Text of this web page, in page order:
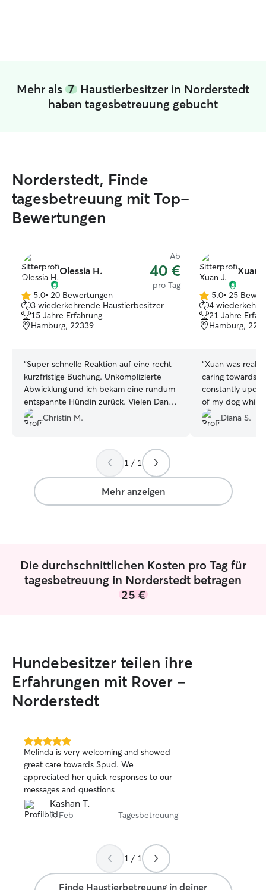
Mehr als 7 Haustierbesitzer in Norderstedt
haben tagesbetreuung gebucht
Norderstedt, Finde
tagesbetreuung mit Top-
Bewertungen
Olessia H.
Ab
40 €
pro Tag
5.0
von
5
Sternen
5.0• 20 Bewertungen
3 wiederkehrende Haustierbesitzer
15 Jahre Erfahrung
Hamburg, 22339
“Super schnelle Reaktion auf eine recht
kurzfristige Buchung. Unkomplizierte
Abwicklung und ich bekam eine rundum
entspannte Hündin zurück. Vielen Dank
nochmal 😊”
Christin M.
Xuan
5.0
von
5
Sternen
5.0• 25
4
21 Jahre
Hamburg,
“Xuan was
caring towards
constantly
of my dog while
really flexible
needs as I was
Diana S.
1 / 1
Mehr anzeigen
Die durchschnittlichen Kosten pro Tag für
tagesbetreuung in Norderstedt betragen
25 €
Hundebesitzer teilen ihre
Erfahrungen mit Rover –
Norderstedt
5.0
von
5
Sternen
Melinda is very welcoming and showed
great care towards Spud. We
appreciated her quick responses to our
messages and questions
Kashan T.
7. Feb Tagesbetreuung
1 / 1
Finde Haustierbetreuung in deiner